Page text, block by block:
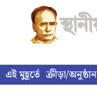
content
এই মুহূর্তে ক্রীড়া/অনুষ্ঠান